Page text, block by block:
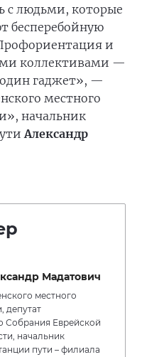
с людьми, которые
бесперебойную
и
коллективами —
гаджет», —
местного
начальник
Александр
Мадатович
местного
депутат
Собрания Еврейской
начальник
пути – филиала